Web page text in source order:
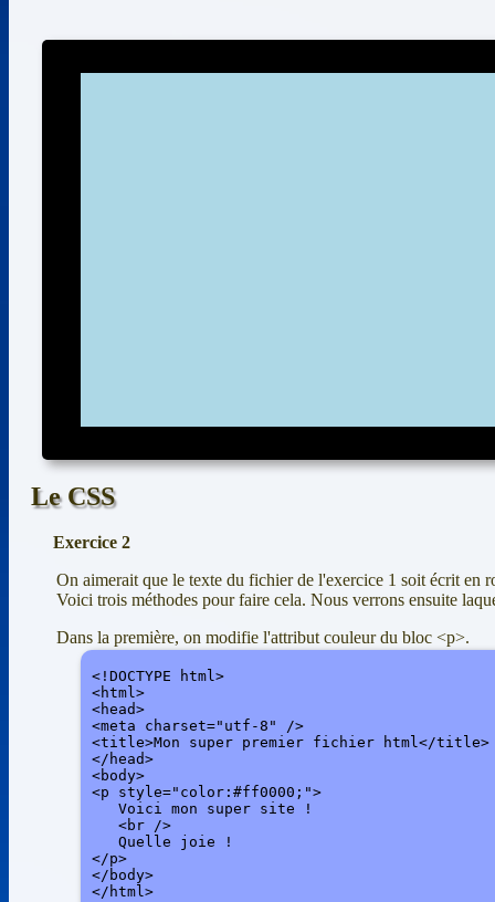
Le CSS
Exercice 2
On aimerait que le texte du fichier de l'exercice 1 soit écrit en
Voici trois méthodes pour faire cela. Nous verrons ensuite
Dans la première, on modifie l'attribut couleur du bloc <p>.
<!DOCTYPE html>
<html>
<head>
<meta charset="utf-8" />
<title>Mon super premier fichier html</title>
</head>
<body>
<p style="color:#ff0000;">
   Voici mon super site !
   <br />
   Quelle joie !
</p>
</body>
</html>